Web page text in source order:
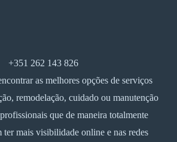
+351 262 143 826
as melhores opções de serviços
remodelação, cuidado ou manutenção
que de maneira totalmente
ter mais visibilidade online e nas redes